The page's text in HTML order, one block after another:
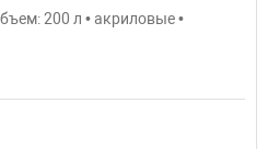
200 л • акриловые •